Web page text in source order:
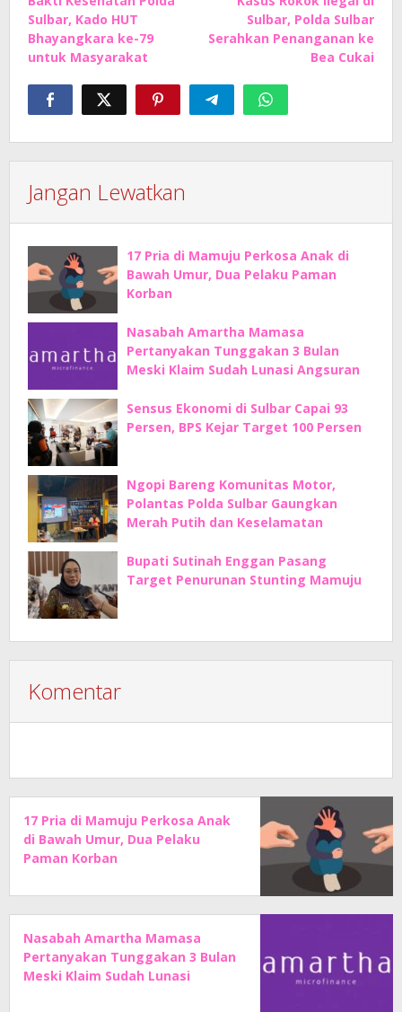
pos
Sulbar, Kado HUT
Bhayangkara ke-79
untuk Masyarakat
Sulbar, Polda Sulbar
Serahkan Penanganan ke
Bea Cukai
Jangan Lewatkan
17 Pria di Mamuju Perkosa Anak di
Bawah Umur, Dua Pelaku Paman
Korban
Nasabah Amartha Mamasa
Pertanyakan Tunggakan 3 Bulan
Meski Klaim Sudah Lunasi Angsuran
Sensus Ekonomi di Sulbar Capai 93
Persen, BPS Kejar Target 100 Persen
Ngopi Bareng Komunitas Motor,
Polantas Polda Sulbar Gaungkan
Merah Putih dan Keselamatan
Bupati Sutinah Enggan Pasang
Target Penurunan Stunting Mamuju
Komentar
17 Pria di Mamuju Perkosa Anak
di Bawah Umur, Dua Pelaku
Paman Korban
Nasabah Amartha Mamasa
Pertanyakan Tunggakan 3 Bulan
Meski Klaim Sudah Lunasi